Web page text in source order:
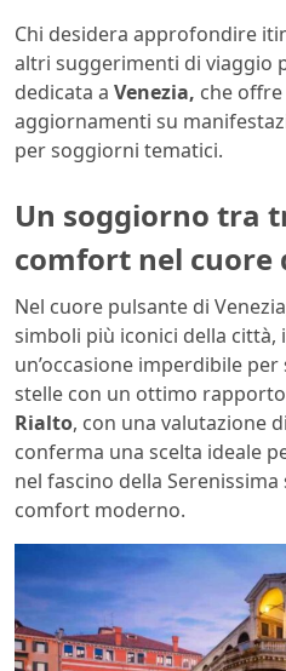
Chi desidera approfondire
altri suggerimenti di viaggio
dedicata a Venezia, che
aggiornamenti su
per soggiorni tematici.
Un soggiorno tra
comfort nel cuore
Nel cuore pulsante di
simboli più iconici della città,
un’occasione imperdibile
stelle con un ottimo rapporto
Rialto, con una valutazione
conferma una scelta ideale
nel fascino della
comfort moderno.